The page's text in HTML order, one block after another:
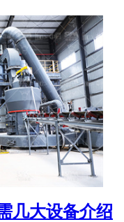
几大设备介绍